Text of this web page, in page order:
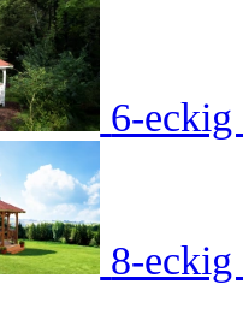
6-eckig
8-eckig